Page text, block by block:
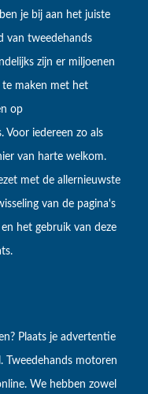
je bij aan het juiste
van tweedehands
zijn er miljoenen
maken met het
op
Voor iedereen zo als
van harte welkom.
met de allernieuwste
van de pagina's
het gebruik van deze
Plaats je advertentie
Tweedehands motoren
We hebben zowel